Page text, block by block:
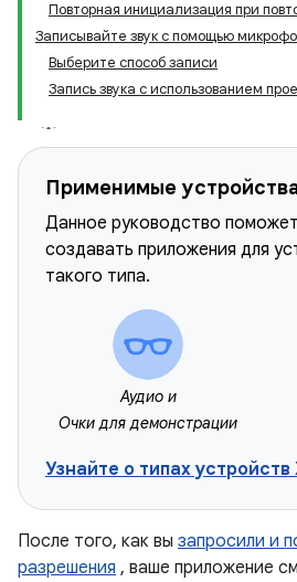
Повторная инициализация при
Записывайте звук с помощью
Выберите способ записи
Запись звука с использованием
Применимые
Данное руководство
создавать приложения для
такого типа.
Аудио и
Очки для демонстрации
Узнайте о типах
После того, как вы запросили и
разрешения , ваше приложение